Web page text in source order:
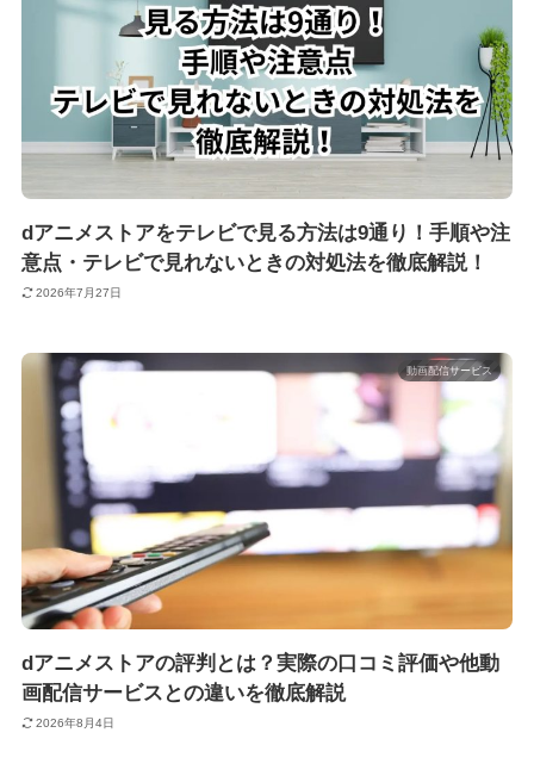
dアニメストアをテレビで見る方法は9通り！手順や注
意点・テレビで見れないときの対処法を徹底解説！
2026年7月27日
動画配信サービス
dアニメストアの評判とは？実際の口コミ評価や他動
画配信サービスとの違いを徹底解説
2026年8月4日